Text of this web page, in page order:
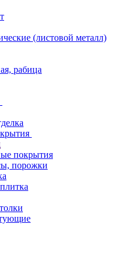
(листовой металл)
рабица
покрытия
порожки